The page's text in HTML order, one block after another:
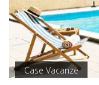
Case Vacanze